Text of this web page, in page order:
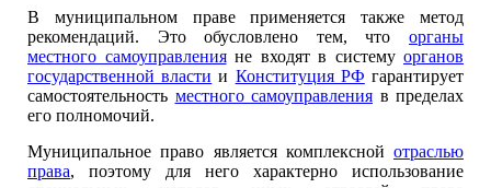
В муниципальном праве применяется также метод
рекомендаций. Это обусловлено тем, что органы
местного самоуправленияне входят в систему органов
государственной власти и Конституция РФ гарантирует
самостоятельность местного самоуправления в пределах
его полномочий.
Муниципальное право является комплексной отраслью
права, поэтому для него характерно использование